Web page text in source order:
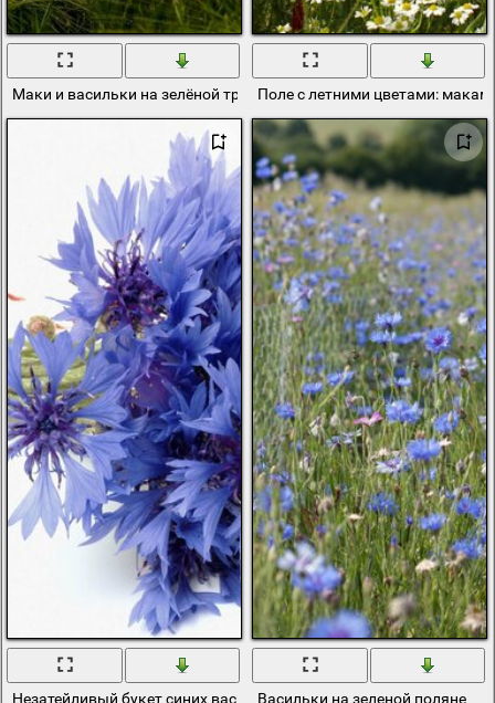
Маки и васильки на зелёной травеПоле с летними цветами:
Незатейливый букет синих васильковВасильки на зеленой поляне